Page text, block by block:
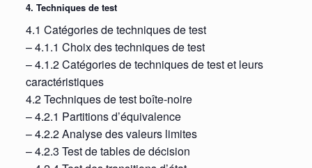
4. Techniques de test
4.1 Catégories de techniques de test
– 4.1.1 Choix des techniques de test
– 4.1.2 Catégories de techniques de test et leurs
caractéristiques
4.2 Techniques de test boîte-noire
– 4.2.1 Partitions d’équivalence
– 4.2.2 Analyse des valeurs limites
– 4.2.3 Test de tables de décision